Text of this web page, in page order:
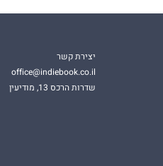
יצירת קשר
office@indiebook.co.il
שדרות הרכס 13, מודיעין